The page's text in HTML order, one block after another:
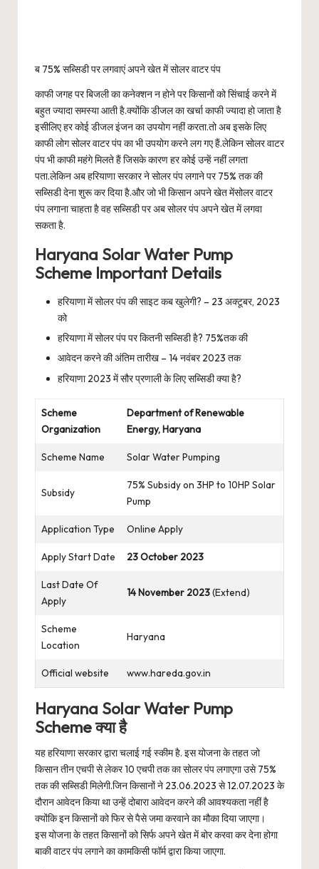
ब 75% सब्सिडी पर लगवाएं अपने खेत में सोलर वाटर पंप
काफी जगह पर बिजली का कनेक्शन न होने पर किसानों को सिंचाई करने में
बहुत ज्यादा समस्या आती है.क्योंकि डीजल का खर्चा काफी ज्यादा हो जाता है
इसीलिए हर कोई डीजल इंजन का उपयोग नहीं करता.तो अब इसके लिए
काफी लोग सोलर वाटर पंप का भी उपयोग करने लग गए हैं.लेकिन सोलर वाटर
पंप भी काफी महंगे मिलते हैं जिसके कारण हर कोई उन्हें नहीं लगता
पता.लेकिन अब हरियाणा सरकार ने सोलर पंप लगाने पर 75% तक की
सब्सिडी देना शुरू कर दिया है.और जो भी किसान अपने खेत मेंसोलर वाटर
पंप लगाना चाहता है वह सब्सिडी पर अब सोलर पंप अपने खेत में लगवा
सकता है.
Haryana Solar Water Pump
Scheme Important Details
हरियाणा में सोलर पंप की साइट कब खुलेगी? – 23 अक्टूबर, 2023
को
हरियाणा में सोलर पंप पर कितनी सब्सिडी है? 75%तक की
आवेदन करने की अंतिम तारीख – 14 नवंबर 2023 तक
हरियाणा 2023 में सौर प्रणाली के लिए सब्सिडी क्या है?
Scheme
Organization
Department of Renewable
Energy, Haryana
Scheme Name Solar Water Pumping
Subsidy
75% Subsidy on 3HP to 10HP Solar
Pump
Application Type Online Apply
Apply Start Date 23 October 2023
Last Date Of
Apply
14 November 2023(Extend)
Scheme
Location
Haryana
Official website www.hareda.gov.in
Haryana Solar Water Pump
Scheme क्या है
यह हरियाणा सरकार द्वारा चलाई गई स्कीम है. इस योजना के तहत जो
किसान तीन एचपी से लेकर 10 एचपी तक का सोलर पंप लगाएगा उसे 75%
तक की सब्सिडी मिलेगी.जिन किसानों ने 23.06.2023 से 12.07.2023 के
दौरान आवेदन किया था उन्हें दोबारा आवेदन करने की आवश्यकता नहीं है
क्योंकि इन किसानों को फिर से पैसे जमा करवाने का मौका दिया जाएगा।
इस योजना के तहत किसानों को सिर्फ अपने खेत में बोर करवा कर देना होगा
बाकी वाटर पंप लगाने का कामकिसी फॉर्म द्वारा किया जाएगा.